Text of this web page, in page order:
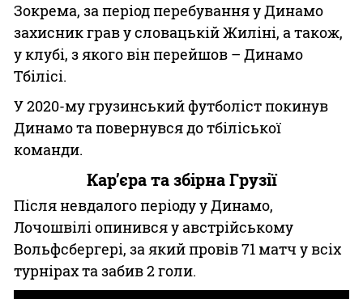
Зокрема, за період перебування у Динамо
захисник грав у словацькій Жиліні, а також,
у клубі, з якого він перейшов – Динамо
Тбілісі.
У 2020-му грузинський футболіст покинув
Динамо та повернувся до тбіліської
команди.
Кар’єра та збірна Грузії
Після невдалого періоду у Динамо,
Лочошвілі опинився у австрійському
Вольфсбергері, за який провів 71 матч у всіх
турнірах та забив 2 голи.